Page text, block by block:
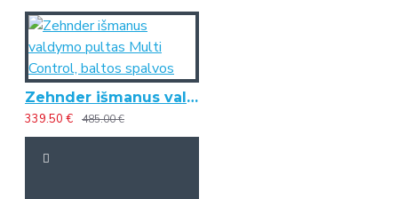
Zehnder išmanus valdymo pultas Multi Control, baltos spalvos
339.50 € 485.00 €